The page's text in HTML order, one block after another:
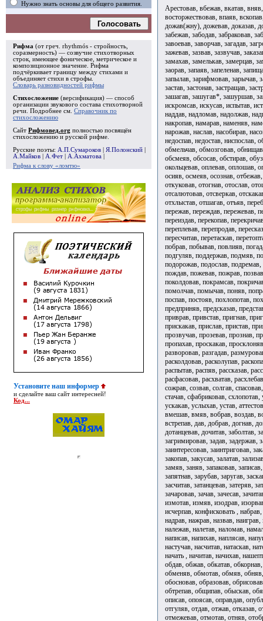
Нужно знать основы для общего развития.
Голосовать
Рифма (от греч. rhythmós - стройность,
соразмерность) — созвучие стихотворных
строк, имеющее фоническое, метрическое и
композиционное значение. Рифма
подчёркивает границу между стихами и
объединяет стихи в строфы
Словарь разновидностей рифмы
Стихосложение (версификация) — способ
организации звукового состава стихотворной
речи. Подробнее см. Справочник по
стихосложению
Сайт Рифмовед.org полностью посвящён
стихосложению и русской рифме.
Русские поэты: А.П.Сумароков Я.Полонский
А.Майков
А.Фет А.Ахматова
Рифма к слову «ломтю»
Установите наш информер
и сделайте ваш сайт интересней!
Код...
Арестовав, вбежав, вкатав,
восторжествовав, впаяв,
дожав(жну), дожевав, доказав,
забежав, забодав, забраковав,
завоевав, заворчав, загадав,
зажевав, зазвав, зазвучав,
замахав, замелькав, замерцав,
заорав, запаяв, запеленав,
запылав, зарифмовав, зарычав,
застав, застонав, застращав,
зашагав, зашугав*, зашуршав,
искромсав, искусав, испытав,
наддав, надломав, надолжав,
накропав, намарав, наменяв,
нарожав, наслав, насобирав,
недоспав, недостав, ниспослав,
обмельчав, обмозговав,
обсмеяв, обсосав, обстирав,
окольцевав, оплевав, оплошав,
осияв, осмеяв, осознав,
откуковав, отогнав, отослав,
отсалютовав, отсверкав,
отхлыстав, отшагав, отъяв,
пережав, переждав, пережевав,
переиздав, перекопав,
переплевав, перепродав,
пересчитав, перетаскав,
побрав, побывав, повлияв,
подгуляв, поддержав, подмяв,
подорожав, подослав,
пождав, пожевав, пожрав,
поколдовав, покрамсав,
помолчав, помычав, поняв,
поспав, постояв, похлопотав,
предприняв, предсказав,
приврав, привстав, пригнав,
прискакав, прислав, пристав,
прозвучав, прозевав, прознав,
пропахав, проскакав,
разворовав, разгадав,
расколдовав, расколупав,
распытав, распяв, рассказав,
расфасовав, расхватав,
сожрав, созвав, солгав,
стачав, сфабриковав,
ускакав, услыхав, устав,
вмешав, вмяв, вобрав, воздав,
встрепав, дав, добрав, догнав,
дотанцевав, дочитав, заболтав,
загримировав, задав, задержав,
заинтересовав, заинтриговав,
закопав, закусав, залатав,
замяв, заняв, запаковав,
запятнав, зарубав, заругав,
засчитав, затанцевав, затеряв,
зачаровав, зачав, зачесав,
измотав, измяв, изодрав,
исчерпав, конфисковать ,
надрав, нажрав, назвав,
належав, налетав, наломав,
написав, напихав, наплясав,
настучав, насчитав, натаскав,
начать , начитав, начихав,
обдав, обжав, обкатав,
обменяв, обмотав, обмяв,
обосновав, образовав,
обтрепав, общипав, обыскав,
описав, опоясав, оправдав,
отгуляв, отдав, отжав, отказав,
отмежевав, отмотав, отняв,